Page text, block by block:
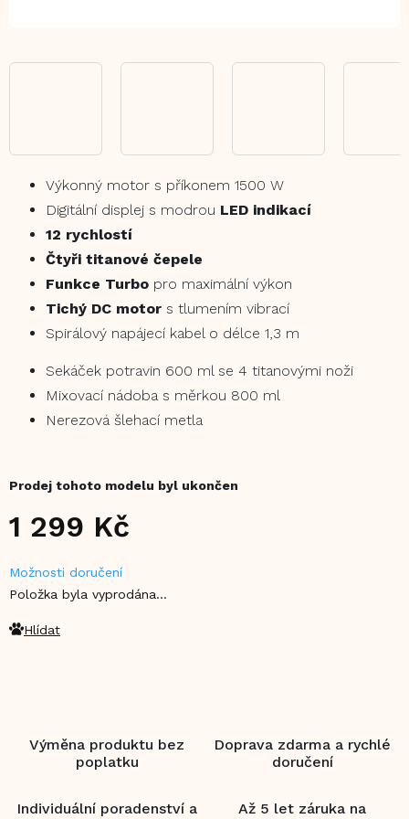
1 299 Kč
cena:
Prodej tohoto modelu byl ukončen
Možnosti doručení
Položka byla vyprodána…
Výkonný motor s příkonem 1500 W
Digitální displej s modrou LED indikací
12 rychlostí
Čtyři titanové čepele
Funkce Turbo pro maximální výkon
Tichý DC motor s tlumením vibrací
Spirálový napájecí kabel o délce 1,3 m
Sekáček potravin 600 ml se 4 titanovými noži
Mixovací nádoba s měrkou 800 ml
Nerezová šlehací metla
Hlídat
Výměna produktu bez
poplatku
Doprava zdarma a rychlé
doručení
Individuální poradenství a
Až 5 let záruka na